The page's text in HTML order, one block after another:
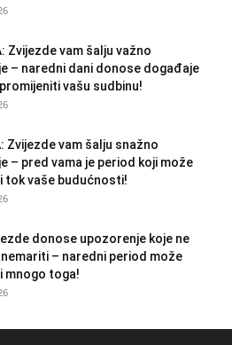
Zvijezde vam šalju važno
– naredni dani donose događaje
vašu sudbinu!
Zvijezde vam šalju snažno
– pred vama je period koji može
tok vaše budućnosti!
donose upozorenje koje ne
– naredni period može
mnogo toga!